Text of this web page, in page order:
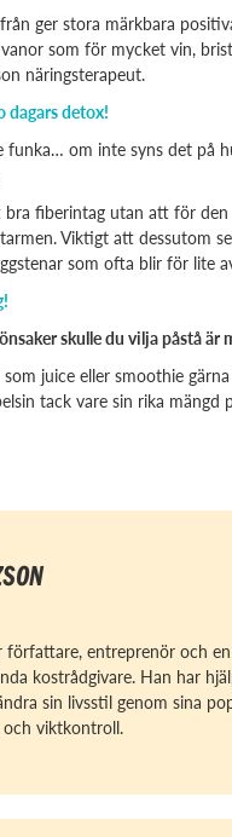
ger stora märkbara
som för mycket vin,
näringsterapeut.
dagars detox!
funka… om inte syns det på
fiberintag utan att för
tarmen. Viktigt att dessutom
som ofta blir för lite
skulle du vilja påstå är
som juice eller smoothie
tack vare sin rika mängd
författare, entreprenör och
kostrådgivare. Han har
sin livsstil genom sina
och viktkontroll.